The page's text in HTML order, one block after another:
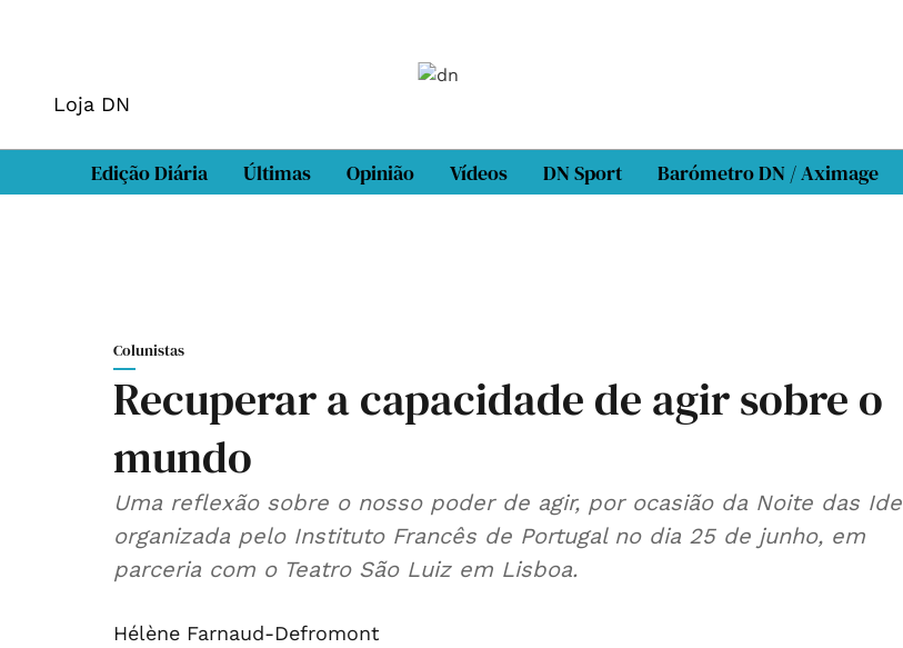
Loja DN
Edição Diária Últimas Opinião Vídeos DN Sport Barómetro DN / Aximage
Colunistas
Recuperar a capacidade de agir sobre o
mundo
Uma reflexão sobre o nosso poder de agir, por ocasião da Noite das
organizada pelo Instituto Francês de Portugal no dia 25 de junho, em
parceria com o Teatro São Luiz em Lisboa.
Hélène Farnaud-Defromont